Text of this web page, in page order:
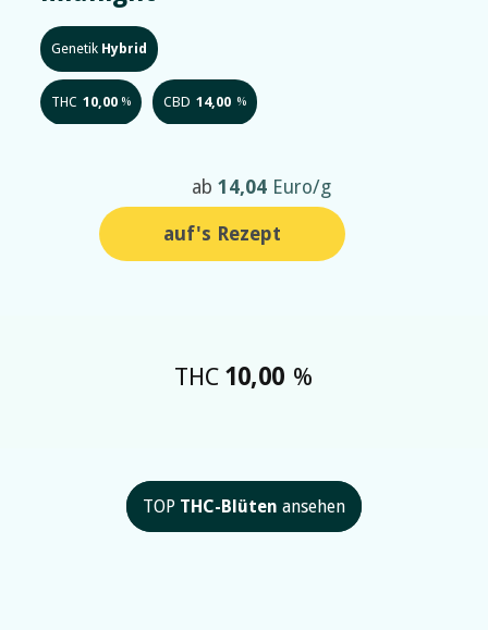
Genetik Hybrid
THC 10,00 % CBD 14,00 %
ab 14,04 Euro/g
auf's Rezept
THC 10,00 %
TOP THC-Blüten ansehen